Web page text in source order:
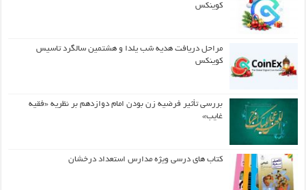
کوینکس
مراحل دریافت هدیه شب یلدا و هشتمین سالگرد تاسیس
کوینکس
بررسی تأثیر فرضیه زن بودن امام دوازدهم بر نظریه «فقیه
غایب»
کتاب های درسی ویژه مدارس استعداد درخشان